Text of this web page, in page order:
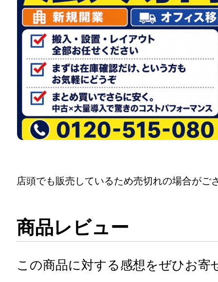
店頭でも販売しているため売切れの場合がご
商品レビュー
この商品に対する感想をぜひお寄